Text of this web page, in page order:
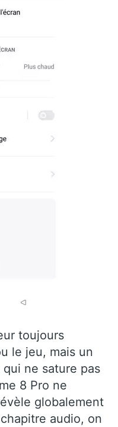
toujours
le jeu, mais un
ne sature pas
8 Pro ne
globalement
audio, on